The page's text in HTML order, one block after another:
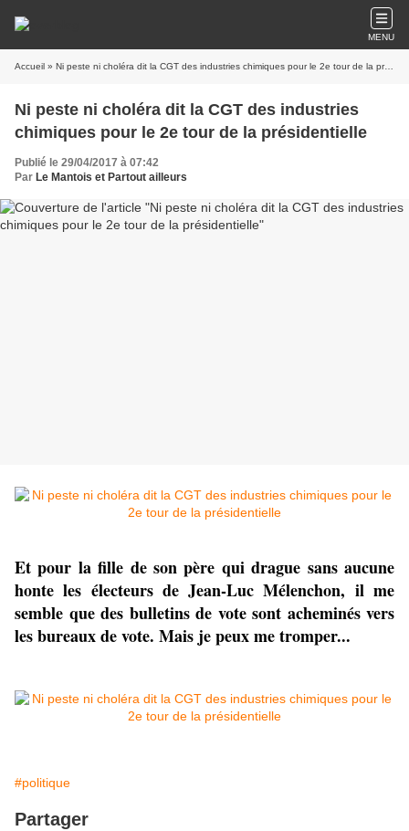
MENU
Accueil » Ni peste ni choléra dit la CGT des industries chimiques pour le 2e tour de la présidentielle
Ni peste ni choléra dit la CGT des industries
chimiques pour le 2e tour de la présidentielle
Publié le 29/04/2017 à 07:42
Par Le Mantois et Partout ailleurs
Et pour la fille de son père qui drague sans aucune
honte les électeurs de Jean-Luc Mélenchon, il me
semble que des bulletins de vote sont acheminés vers
les bureaux de vote. Mais je peux me tromper...
#politique
Partager